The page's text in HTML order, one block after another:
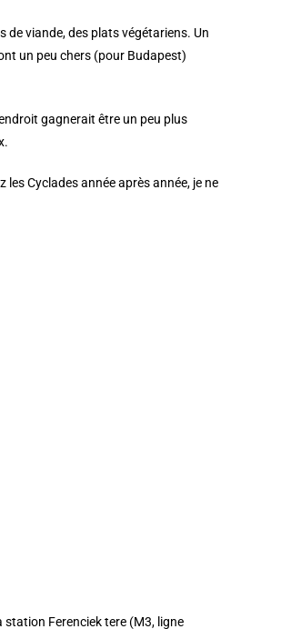
de viande, des plats végétariens. Un
un peu chers (pour Budapest)
gagnerait être un peu plus
Cyclades année après année, je ne
station Ferenciek tere (M3, ligne